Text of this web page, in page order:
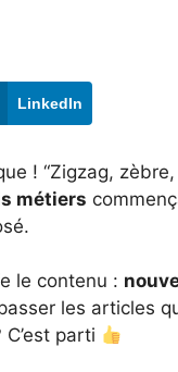
LinkedIn
! “Zigzag,
métiers
le contenu :
les articles
parti